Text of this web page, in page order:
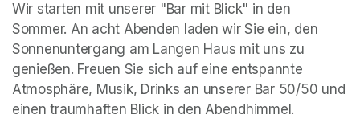
Wir starten mit unserer "Bar mit Blick" in den
Sommer. An acht Abenden laden wir Sie ein, den
Sonnenuntergang am Langen Haus mit uns zu
genießen. Freuen Sie sich auf eine entspannte
Atmosphäre, Musik, Drinks an unserer Bar 50/50 und
einen traumhaften Blick in den Abendhimmel.